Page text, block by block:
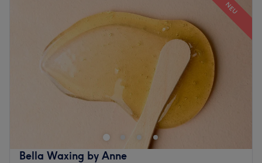
NEU
Bella Waxing by Anne